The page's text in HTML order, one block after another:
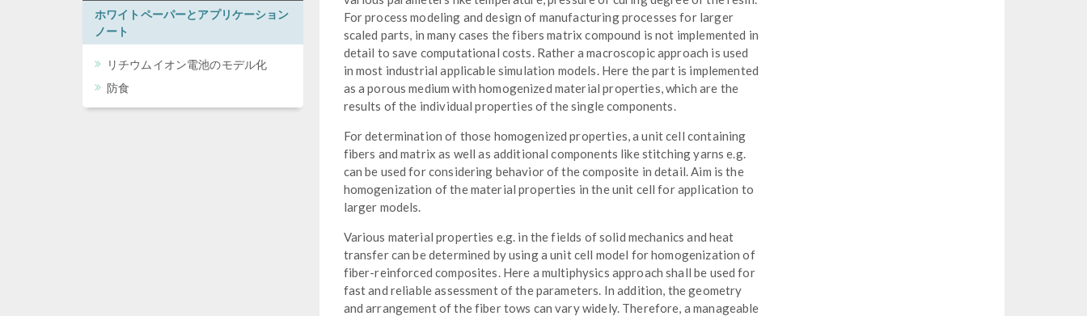
ホワイトペーパーとアプリケーション
ノート
リチウムイオン電池のモデル化
防食
For process modeling and design of manufacturing processes for larger
scaled parts, in many cases the fibers matrix compound is not implemented in
detail to save computational costs. Rather a macroscopic approach is used
in most industrial applicable simulation models. Here the part is implemented
as a porous medium with homogenized material properties, which are the
results of the individual properties of the single components.
For determination of those homogenized properties, a unit cell containing
fibers and matrix as well as additional components like stitching yarns e.g.
can be used for considering behavior of the composite in detail. Aim is the
homogenization of the material properties in the unit cell for application to
larger models.
Various material properties e.g. in the fields of solid mechanics and heat
transfer can be determined by using a unit cell model for homogenization of
fiber-reinforced composites. Here a multiphysics approach shall be used for
fast and reliable assessment of the parameters. In addition, the geometry
and arrangement of the fiber tows can vary widely. Therefore, a manageable